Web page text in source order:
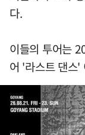
다.
이들의 투어는
어 '라스트 댄스'